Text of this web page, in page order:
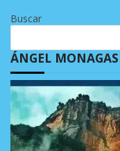
Buscar
ÁNGEL MONAGAS